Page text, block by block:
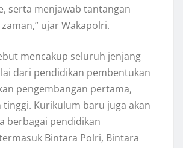
serta menjawab tantangan
ujar Wakapolri.
mencakup seluruh jenjang
dari pendidikan pembentukan
pengembangan pertama,
tinggi. Kurikulum baru juga akan
berbagai pendidikan
Bintara Polri, Bintara